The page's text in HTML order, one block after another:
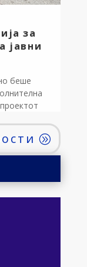
за
јавни
беше
плански
за
Златко
за […]